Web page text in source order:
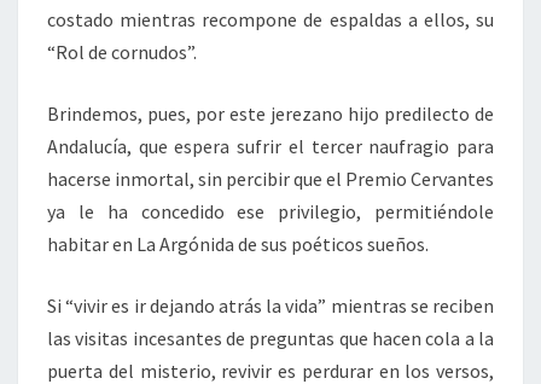
costado mientras recompone de espaldas a ellos, su
“Rol de cornudos”.
Brindemos, pues, por este jerezano hijo predilecto de
Andalucía, que espera sufrir el tercer naufragio para
hacerse inmortal, sin percibir que el Premio Cervantes
ya le ha concedido ese privilegio, permitiéndole
habitar en La Argónida de sus poéticos sueños.
Si “vivir es ir dejando atrás la vida” mientras se reciben
las visitas incesantes de preguntas que hacen cola a la
puerta del misterio, revivir es perdurar en los versos,